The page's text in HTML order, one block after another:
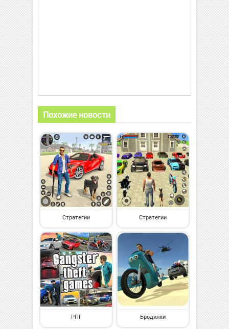
Похожие новости
Стратегии Стратегии
РПГ Бродилки